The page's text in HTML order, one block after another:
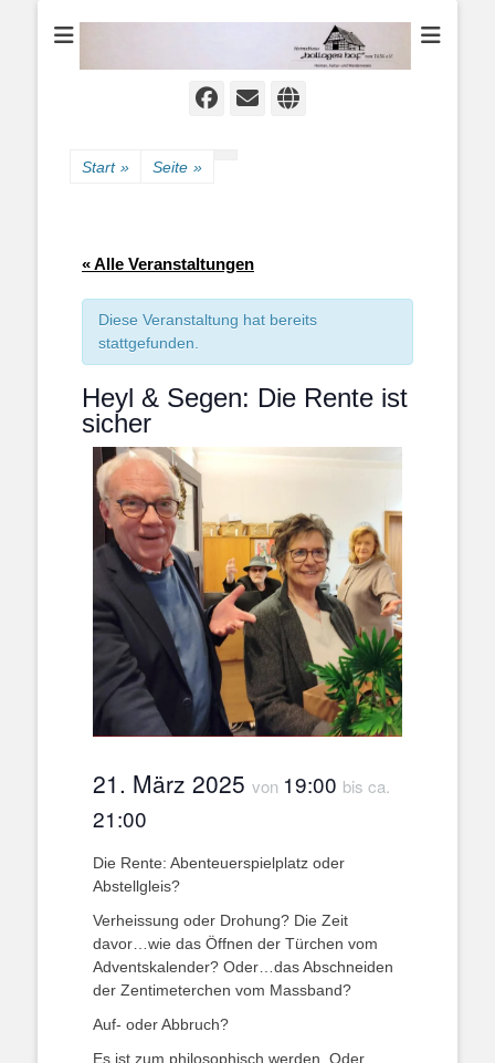
Heimathaus
Hollager Hof v.
Facebook
E-
Website
Start » Seite »
« Alle Veranstaltungen
Diese Veranstaltung hat bereits
stattgefunden.
Heyl & Segen: Die Rente ist
sicher
21. März 2025 von 19:00 bis ca.
21:00
Die Rente: Abenteuerspielplatz oder
Abstellgleis?
Verheissung oder Drohung? Die Zeit
davor…wie das Öffnen der Türchen vom
Adventskalender? Oder…das Abschneiden
der Zentimeterchen vom Massband?
Auf- oder Abbruch?
Es ist zum philosophisch werden. Oder